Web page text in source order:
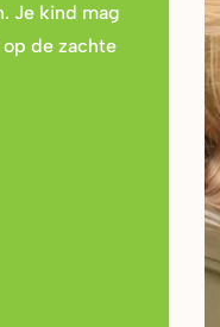
Je kind mag
de zachte